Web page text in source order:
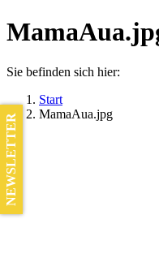
Sie befinden sich hier:
Start
MamaAua.jpg
NEWSLETTER